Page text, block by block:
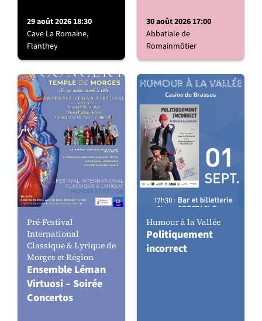
29 août 2026 18:30
Cave La Romaine,
Flanthey
30 août 2026 17:00
Abbatiale de
Romainmôtier
Pré-Festival
International
Classique & Lyrique de
Morges et Région
Ensemble Léman
Virtuosi – Soirée
Concertos
Humour à la Vallée
Politiquement
incorrect